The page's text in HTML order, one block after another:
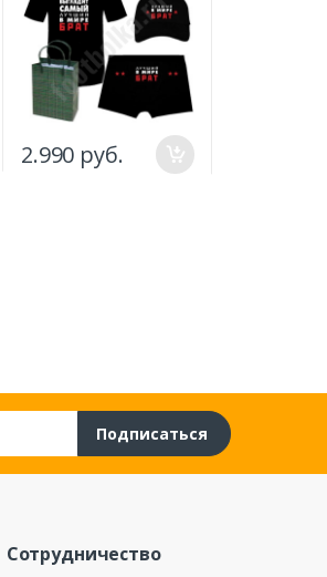
2.990 руб.
Подписаться
Сотрудничество